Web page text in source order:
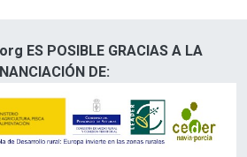
ES POSIBLE GRACIAS A LA
DE: